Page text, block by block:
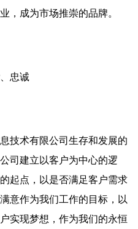
，成为市场推崇的品牌。
忠诚
技术有限公司生存和发展的
司建立以客户为中心的逻
起点，以是否满足客户需求
意作为我们工作的目标，以
实现梦想，作为我们的永恒